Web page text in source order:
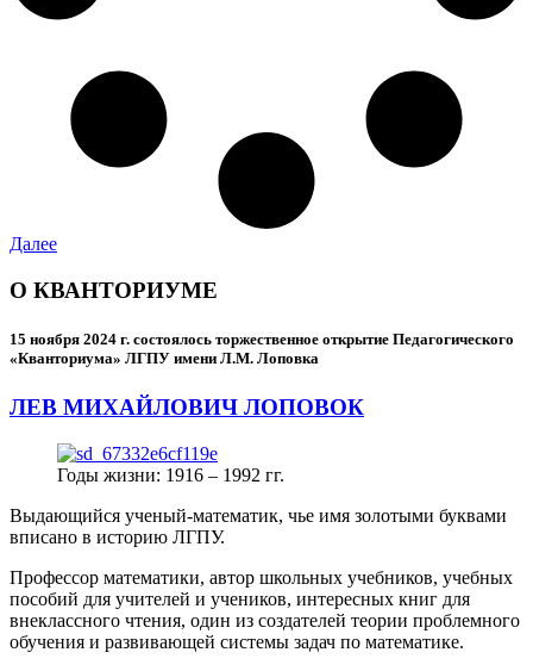
Далее
О КВАНТОРИУМЕ
15 ноября 2024 г. состоялось торжественное открытие Педагогического
«Кванториума» ЛГПУ имени Л.М. Лоповка
ЛЕВ МИХАЙЛОВИЧ ЛОПОВОК
Годы жизни: 1916 – 1992 гг.
Выдающийся ученый-математик, чье имя золотыми буквами
вписано в историю ЛГПУ.
Профессор математики, автор школьных учебников, учебных
пособий для учителей и учеников, интересных книг для
внеклассного чтения, один из создателей теории проблемного
обучения и развивающей системы задач по математике.